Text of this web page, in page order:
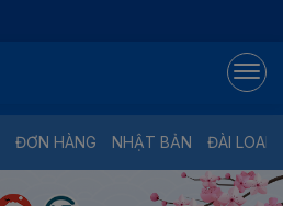
ĐƠN HÀNG NHẬT BẢN ĐÀI LOAN